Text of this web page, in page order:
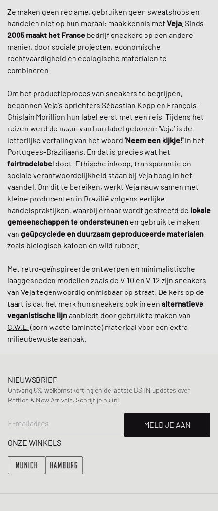
Ze maken geen reclame, gebruiken geen sweatshops en
handelen niet op hun moraal: maak kennis met Veja . Sinds
2005 maakt het Franse bedrijf sneakers op een andere
manier, door sociale projecten, economische
rechtvaardigheid en ecologische materialen te
combineren.
Om het productieproces van sneakers te begrijpen,
begonnen Veja's oprichters Sébastian Kopp en François-
Ghislain Morillion hun label eerst met een reis. Tijdens het
reizen werd de naam van hun label geboren: ‘Veja‘ is de
letterlijke vertaling van het woord 'Neem een kijkje!'in het
Portugees-Braziliaans. En dat is precies wat het
fairtradelabel doet: Ethische inkoop, transparantie en
sociale verantwoordelijkheid staan bij Veja hoog in het
vaandel. Om dit te bereiken, werkt Veja nauw samen met
kleine producenten in Brazilië volgens eerlijke
handelspraktijken, waarbij ernaar wordt gestreefd de lokale
gemeenschappen te ondersteunen en gebruik te maken
van geüpcyclede en duurzaam geproduceerde materialen
zoals biologisch katoen en wild rubber.
Met retro-geïnspireerde ontwerpen en minimalistische
laaggesneden modellen zoals de V-10 en V-12 zijn sneakers
van Veja tegenwoordig onmisbaar op straat. De kers op de
taart is dat het merk hun sneakers ook in een alternatieve
veganistische lijnaanbiedt door gebruik te maken van
C.W.L.
(corn waste laminate) materiaal voor een extra
milieubewuste aanpak.
NIEUWSBRIEF
Ontvang 5% welkomstkorting en de laatste BSTN updates over
Raffles & New Arrivals. Schrijf je nu in!
E-mailadres
MELD JE AAN
ONZE WINKELS